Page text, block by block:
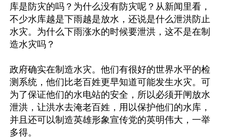
库是防灾的吗？为什么没有防灾呢？从新闻里看，
不少水库越是下雨越是放水，还说是什么泄洪防止
水灾。为什么下雨涨水的时候要泄洪，这不是在制
造水灾吗？
政府确实在制造水灾。他们有很好的世界水平的检
测系统，他们比老百姓更早知道可能发生水灾。可
为了保证他们的水电站的安全，所以必须开闸放水
泄洪，让洪水去淹老百姓，用以保护他们的水库，
并且还可以制造英雄形象宣传党的英明伟大，一举
多得。